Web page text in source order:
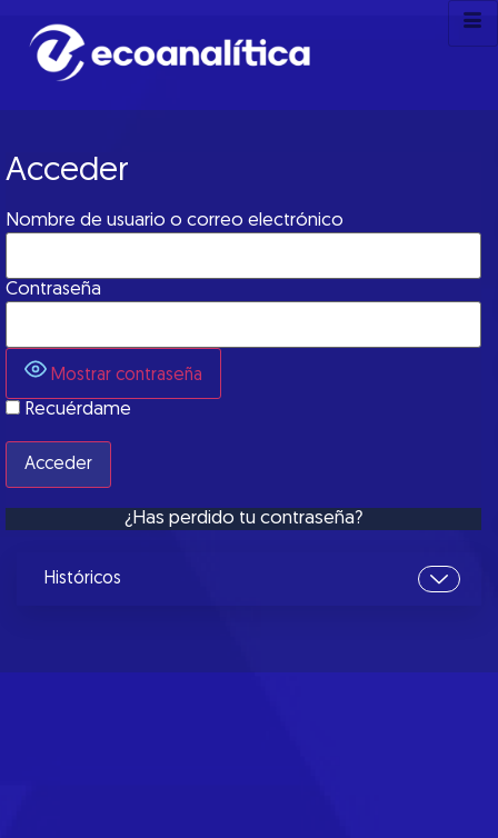
Acceder
Nombre de usuario o correo electrónico
Contraseña
Mostrar contraseña
Recuérdame
¿Has perdido tu contraseña?
Históricos